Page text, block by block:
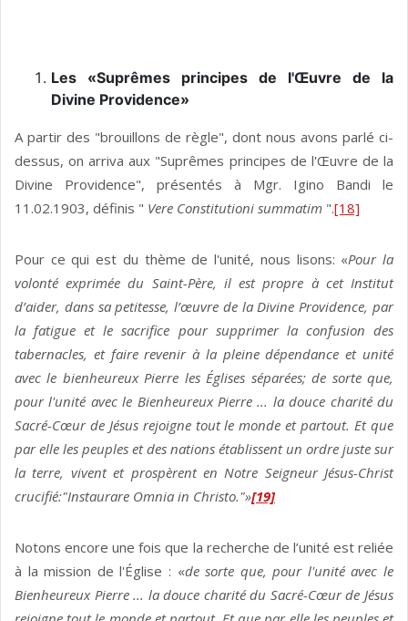
Les «Suprêmes principes de l'Œuvre de la
Divine Providence»
A partir des "brouillons de règle", dont nous avons parlé ci-
dessus, on arriva aux "Suprêmes principes de l'Œuvre de la
Divine Providence", présentés à Mgr. Igino Bandi le
11.02.1903, définis " Vere Constitutioni summatim ".[18]
Pour ce qui est du thème de l'unité, nous lisons: «Pour la
volonté exprimée du Saint-Père, il est propre à cet Institut
d’aider, dans sa petitesse, l’œuvre de la Divine Providence, par
la fatigue et le sacrifice pour supprimer la confusion des
tabernacles, et faire revenir à la pleine dépendance et unité
avec le bienheureux Pierre les Églises séparées; de sorte que,
pour l'unité avec le Bienheureux Pierre ... la douce charité du
Sacré-Cœur de Jésus rejoigne tout le monde et partout. Et que
par elle les peuples et des nations établissent un ordre juste sur
la terre, vivent et prospèrent en Notre Seigneur Jésus-Christ
crucifié:"Instaurare Omnia in Christo."»[19]
Notons encore une fois que la recherche de l’unité est reliée
à la mission de l'Église : «de sorte que, pour l'unité avec le
Bienheureux Pierre ... la douce charité du Sacré-Cœur de Jésus